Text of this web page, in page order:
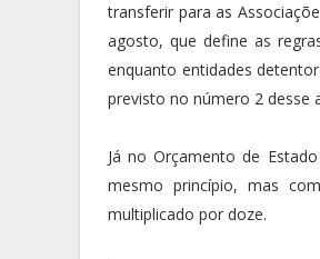
transferir para as
agosto, que define as
enquanto entidades
previsto no número 2 desse
Já no Orçamento de
mesmo princípio, mas
multiplicado por doze.